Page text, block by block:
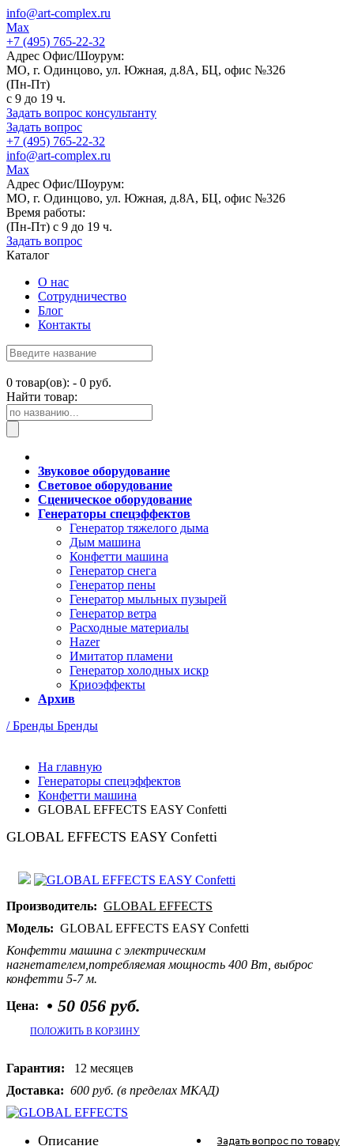
info@art-complex.ru
Max
+7 (495) 765-22-32
Адрес Офис/Шоурум:
МО, г. Одинцово, ул. Южная, д.8А, БЦ, офис №326
(Пн-Пт)
с 9 до 19 ч.
Задать вопрос консультанту
Задать вопрос
+7 (495) 765-22-32
info@art-complex.ru
Max
Адрес Офис/Шоурум:
МО, г. Одинцово, ул. Южная, д.8А, БЦ, офис №326
Время работы:
(Пн-Пт) с 9 до 19 ч.
Задать вопрос
Каталог
О нас
Сотрудничество
Блог
Контакты
0 товар(ов): - 0 руб.
Найти товар:
Звуковое оборудование
Световое оборудование
Сценическое оборудование
Генераторы спецэффектов
Генератор тяжелого дыма
Дым машина
Конфетти машина
Генератор снега
Генератор пены
Генератор мыльных пузырей
Генератор ветра
Расходные материалы
Hazer
Имитатор пламени
Генератор холодных искр
Криоэффекты
Архив
/ Бренды Бренды
На главную
Генераторы спецэффектов
Конфетти машина
GLOBAL EFFECTS EASY Confetti
GLOBAL EFFECTS EASY Confetti
Производитель: GLOBAL EFFECTS
Модель: GLOBAL EFFECTS EASY Confetti
Конфетти машина с электрическим
нагнетателем,потребляемая мощность 400 Вт, выброс
конфетти 5-7 м.
Цена:
• 50 056 руб.
ПОЛОЖИТЬ В КОРЗИНУ
Гарантия: 12 месяцев
Доставка: 600 руб. (в пределах МКАД)
Описание Задать вопрос по товару